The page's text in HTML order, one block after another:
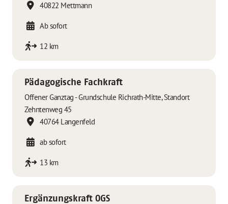
40822 Mettmann
Ab sofort
12 km
Pädagogische Fachkraft
Offener Ganztag - Grundschule Richrath-Mitte, Standort
Zehntenweg 45
40764 Langenfeld
ab sofort
13 km
Ergänzungskraft OGS